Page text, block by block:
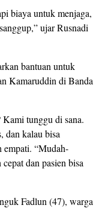
biaya untuk menjaga,
ujar Rusnadi
bantuan untuk
Kamaruddin di Banda
tunggu di sana.
dan kalau bisa
empati. “Mudah-
dan pasien bisa
Fadlun (47), warga